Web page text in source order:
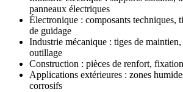
panneaux électriques
Électronique : composants techniques,
de guidage
Industrie mécanique : tiges de
outillage
Construction : pièces de renfort,
Applications extérieures : zones
corrosifs